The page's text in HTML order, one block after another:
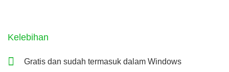
Kelebihan
Gratis dan sudah termasuk dalam Windows